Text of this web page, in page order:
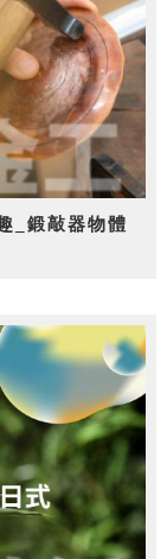
_鍛敲器物體